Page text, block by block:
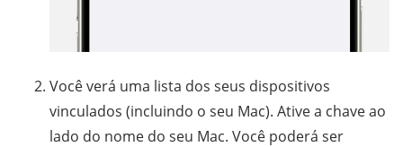
Você verá uma lista dos seus dispositivos
vinculados (incluindo o seu Mac). Ative a chave ao
lado do nome do seu Mac. Você poderá ser